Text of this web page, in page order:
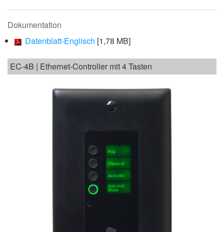
Dokumentation
Datenblatt-Englisch [1,78 MB]
EC-4B | Ethernet-Controller mit 4 Tasten